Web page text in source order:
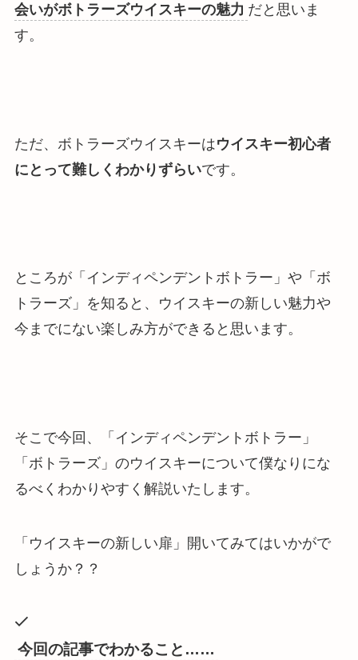
会いがボトラーズウイスキーの魅力 だと思いま
す。
ただ、ボトラーズウイスキーはウイスキー初心者
にとって難しくわかりずらいです。
ところが「インディペンデントボトラー」や「ボ
トラーズ」を知ると、ウイスキーの新しい魅力や
今までにない楽しみ方ができると思います。
そこで今回、「インディペンデントボトラー」
「ボトラーズ」のウイスキーについて僕なりにな
るべくわかりやすく解説いたします。
「ウイスキーの新しい扉」開いてみてはいかがで
しょうか？？
今回の記事でわかること……